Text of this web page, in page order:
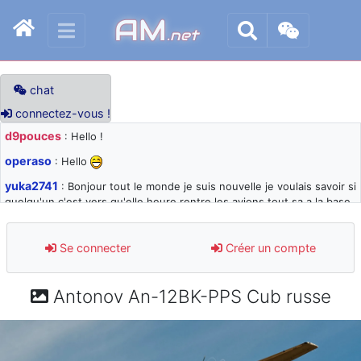
AM.net
chat
connectez-vous !
d9pouces : Hello !
operaso : Hello
yuka2741 : Bonjour tout le monde je suis nouvelle je voulais savoir si
quelqu'un c'est vers qu'elle heure rentre les avions tout sa a la base
d9pouces: désolé pour les quelques blocages du site ces derniers
jours : je teste des méthodes contre le spam et les bots trop nocifs
paxwax: Super, la nouvelle bannière
Se connecter Créer un compte
Antonov An-12BK-PPS Cub russe